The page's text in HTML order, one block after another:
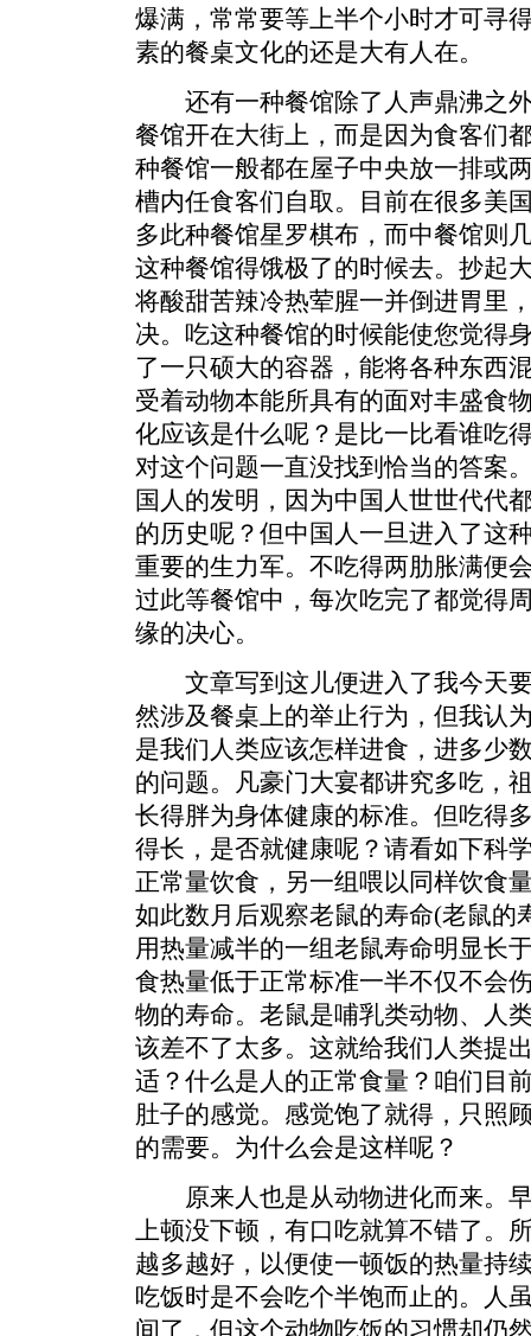
爆满，常常要等上半个小时才可寻
素的餐桌文化的还是大有人在。
还有一种餐馆除了人声鼎沸之外
餐馆开在大街上，而是因为食客们
种餐馆一般都在屋子中央放一排或
槽内任食客们自取。目前在很多美
多此种餐馆星罗棋布，而中餐馆则
这种餐馆得饿极了的时候去。抄起
将酸甜苦辣冷热荤腥一并倒进胃里
决。吃这种餐馆的时候能使您觉得
了一只硕大的容器，能将各种东西
受着动物本能所具有的面对丰盛食
化应该是什么呢？是比一比看谁吃
对这个问题一直没找到恰当的答案
国人的发明，因为中国人世世代代
的历史呢？但中国人一旦进入了这
重要的生力军。不吃得两肋胀满便
过此等餐馆中，每次吃完了都觉得
缘的决心。
文章写到这儿便进入了我今天要
然涉及餐桌上的举止行为，但我认
是我们人类应该怎样进食，进多少
的问题。凡豪门大宴都讲究多吃，
长得胖为身体健康的标准。但吃得
得长，是否就健康呢？请看如下科
正常量饮食，另一组喂以同样饮食
如此数月后观察老鼠的寿命(老鼠的
用热量减半的一组老鼠寿命明显长
食热量低于正常标准一半不仅不会
物的寿命。老鼠是哺乳类动物、人
该差不了太多。这就给我们人类提
适？什么是人的正常食量？咱们目
肚子的感觉。感觉饱了就得，只照
的需要。为什么会是这样呢？
原来人也是从动物进化而来。早
上顿没下顿，有口吃就算不错了。
越多越好，以便使一顿饭的热量持
吃饭时是不会吃个半饱而止的。人
间了，但这个动物吃饭的习惯却仍